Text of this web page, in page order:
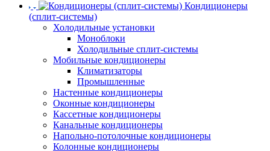
Кондиционеры
(сплит-системы)
Холодильные установки
Моноблоки
Холодильные сплит-системы
Мобильные кондиционеры
Климатизаторы
Промышленные
Настенные кондиционеры
Оконные кондиционеры
Кассетные кондиционеры
Канальные кондиционеры
Напольно-потолочные кондиционеры
Колонные кондиционеры